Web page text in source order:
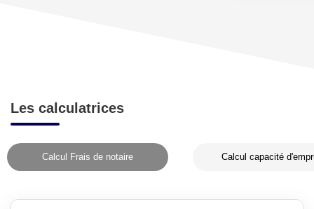
Les calculatrices
Calcul Frais de notaire Calcul capacité